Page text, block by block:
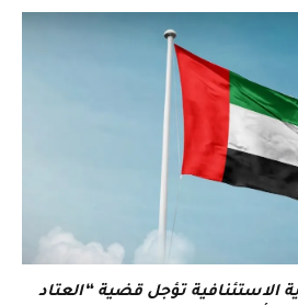
الاستئنافية تؤجل قضية “العتاد